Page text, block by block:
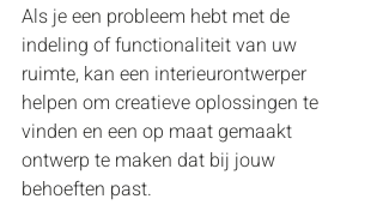
Als je een probleem hebt met de
indeling of functionaliteit van uw
ruimte, kan een interieurontwerper
helpen om creatieve oplossingen te
vinden en een op maat gemaakt
ontwerp te maken dat bij jouw
behoeften past.